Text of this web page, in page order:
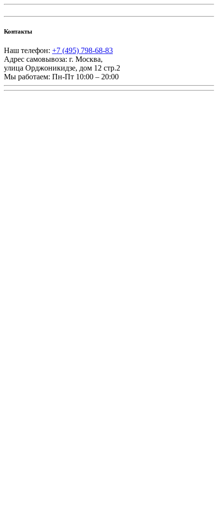
Контакты
Наш телефон: +7 (495) 798-68-83
Адрес самовывоза: г. Москва,
улица Орджоникидзе, дом 12 стр.2
Мы работаем: Пн-Пт 10:00 – 20:00